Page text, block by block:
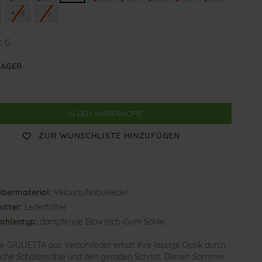
42.5 43
G
IN DEN WARENKORB
ZUR WUNSCHLISTE HINZUFÜGEN
Velours/Nubukleder
Lederfutter
dämpfende Blowtech-Gum Sohle
GIULIETTA aus Veloursleder erhält ihre lässige Optik durch
Schalensohle und den geraden Schnitt. Diesen Sommer